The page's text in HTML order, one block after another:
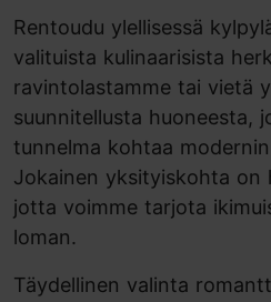
Rentoudu ylellisessä
valituista kulinaarisista
ravintolastamme tai vietä
suunnitellusta huoneesta,
tunnelma kohtaa
Jokainen yksityiskohta on
jotta voimme tarjota
loman.
Täydellinen valinta